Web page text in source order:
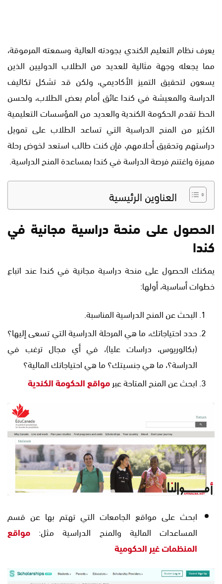
يعرف نظام التعليم الكندي بجودته العالية وسمعته المرموقة،
مما يجعله وجهة مثالية للعديد من الطلاب الدوليين الذين
يسعون لتحقيق التميز الأكاديمي، ولكن قد تشكل تكاليف
الدراسة والمعيشة في كندا عائق أمام بعض الطلاب، ولحسن
الحظ تقدم الحكومة الكندية والعديد من المؤسسات التعليمية
الكثير من المنح الدراسية التي تساعد الطلاب على تمويل
دراستهم وتحقيق أحلامهم، فإن كنت طالب استعد لخوض رحلة
مميزة واغتنم فرصة الدراسة في كندا بمساعدة المنح الدراسية.
العناوين الرئيسية
الحصول على منحة دراسية مجانية في
كندا
يمكنك الحصول على منحة دراسية مجانية في كندا عند اتباع
خطوات أساسية، أولها:
البحث عن المنح الدراسية المناسبة.
حدد احتياجاتك، ما هي المرحلة الدراسية التي تسعى إليها؟
(بكالوريوس، دراسات عليا)، في أي مجال ترغب في
الدراسة؟، ما هي جنسيتك؟ ما هي احتياجاتك المالية؟
ابحث عن المنح المتاحة عبرمواقع الحكومة الكندية
ابحث على مواقع الجامعات التي تهتم بها عن قسم
المساعدات المالية والمنح الدراسية مثل: مواقع
المنظمات غير الحكومية